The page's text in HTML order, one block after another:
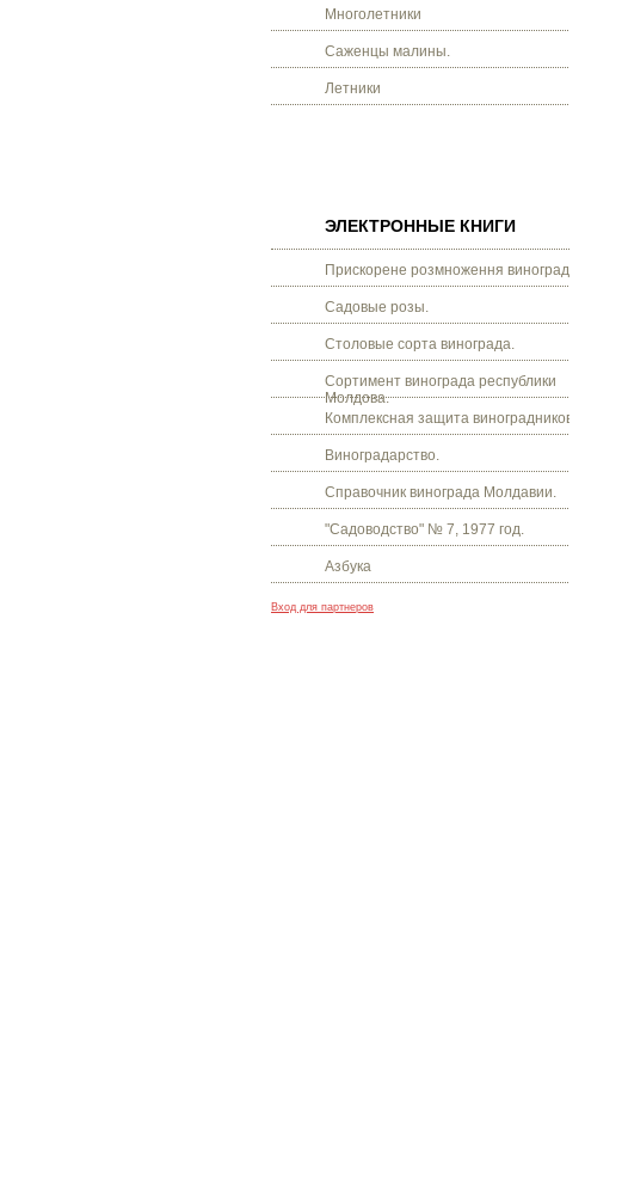
Многолетники
Саженцы малины.
Летники
ЭЛЕКТРОННЫЕ КНИГИ
Прискорене розмноження винограду.
Садовые розы.
Столовые сорта винограда.
Сортимент винограда республики
Молдова.
Комплексная защита виноградников.
Виноградарство.
Справочник винограда Молдавии.
"Садоводство" № 7, 1977 год.
Азбука
Вход для партнеров